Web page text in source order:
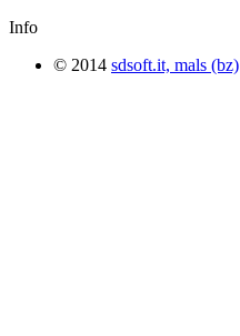
Info
© 2014 sdsoft.it, mals (bz)